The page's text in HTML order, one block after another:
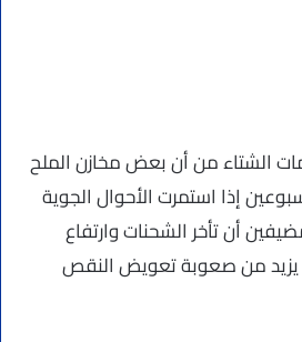
الشتاء من أن بعض مخازن الملح
إذا استمرت الأحوال الجوية
أن تأخر الشحنات وارتفاع
من صعوبة تعويض النقص